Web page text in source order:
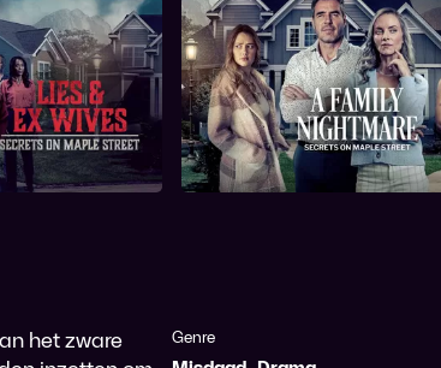
Street 1:
Wives
Secrets on Maple
Family
het zware
Genre